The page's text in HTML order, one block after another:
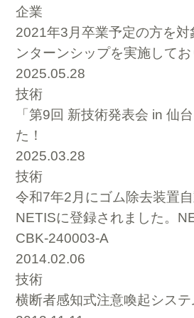
企業
2021年3月卒業予定の方を対
ンターンシップを実施して
2025.05.28
技術
「第9回 新技術発表会 in 仙
た！
2025.03.28
技術
令和7年2月にゴム除去装置
NETISに登録されました。
CBK-240003-A
2014.02.06
技術
横断者感知式注意喚起シス